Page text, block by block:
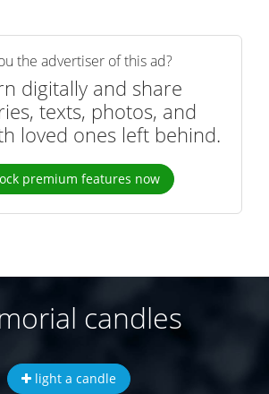
the advertiser of this ad?
digitally and share
texts, photos, and
loved ones left behind.
premium features now
candles
light a candle